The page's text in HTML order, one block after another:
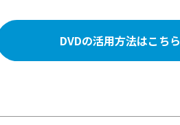
DVDの活用方法はこちら